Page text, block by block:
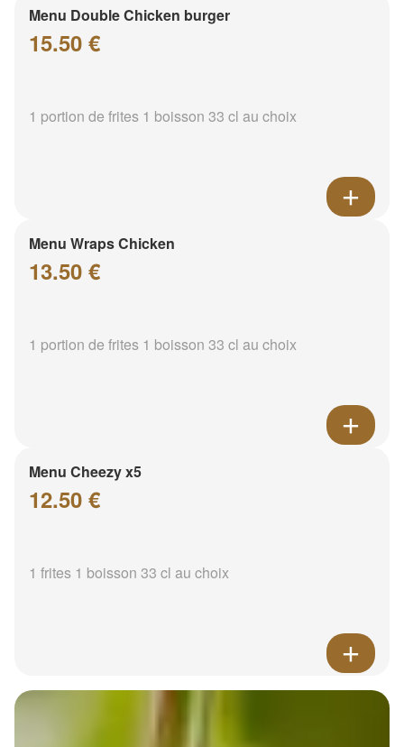
Menu Double Chicken burger
15.50 €
1 portion de frites 1 boisson 33 cl au choix
Menu Wraps Chicken
13.50 €
1 portion de frites 1 boisson 33 cl au choix
Menu Cheezy x5
12.50 €
1 frites 1 boisson 33 cl au choix